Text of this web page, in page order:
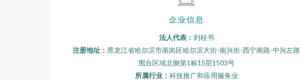
企业信息
法人代表： 刘桂书
注册地址： 黑龙江省哈尔滨市南岗区哈尔滨大街-南兴街-西宁南路-中兴左路
围合区域北侧第1栋15层1503号
所属行业： 科技推广和应用服务业